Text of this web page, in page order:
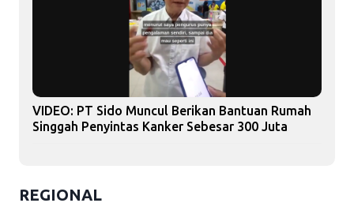
VIDEO: PT Sido Muncul Berikan Bantuan Rumah
Singgah Penyintas Kanker Sebesar 300 Juta
REGIONAL